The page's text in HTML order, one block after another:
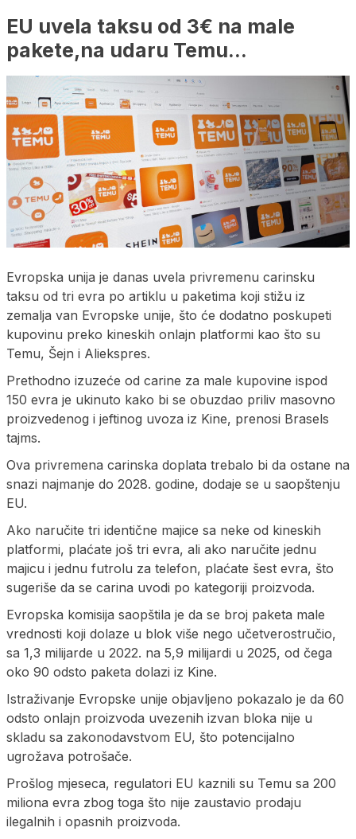
EU uvela taksu od 3€ na male
pakete,na udaru Temu…
Evropska unija je danas uvela privremenu carinsku
taksu od tri evra po artiklu u paketima koji stižu iz
zemalja van Evropske unije, što će dodatno poskupeti
kupovinu preko kineskih onlajn platformi kao što su
Temu, Šejn i Aliekspres.
Prethodno izuzeće od carine za male kupovine ispod
150 evra je ukinuto kako bi se obuzdao priliv masovno
proizvedenog i jeftinog uvoza iz Kine, prenosi Brasels
tajms.
Ova privremena carinska doplata trebalo bi da ostane na
snazi najmanje do 2028. godine, dodaje se u saopštenju
EU.
Ako naručite tri identične majice sa neke od kineskih
platformi, plaćate još tri evra, ali ako naručite jednu
majicu i jednu futrolu za telefon, plaćate šest evra, što
sugeriše da se carina uvodi po kategoriji proizvoda.
Evropska komisija saopštila je da se broj paketa male
vrednosti koji dolaze u blok više nego učetverostručio,
sa 1,3 milijarde u 2022. na 5,9 milijardi u 2025, od čega
oko 90 odsto paketa dolazi iz Kine.
Istraživanje Evropske unije objavljeno pokazalo je da 60
odsto onlajn proizvoda uvezenih izvan bloka nije u
skladu sa zakonodavstvom EU, što potencijalno
ugrožava potrošače.
Prošlog mjeseca, regulatori EU kaznili su Temu sa 200
miliona evra zbog toga što nije zaustavio prodaju
ilegalnih i opasnih proizvoda.